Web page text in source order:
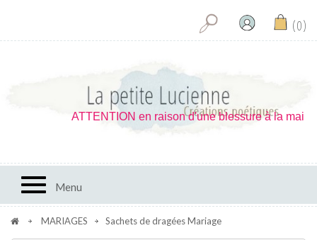
0
Toggle navigation
Menu
ATTENTION en raison d'une blessure à la main je ne
MARIAGES Sachets de dragées Mariage